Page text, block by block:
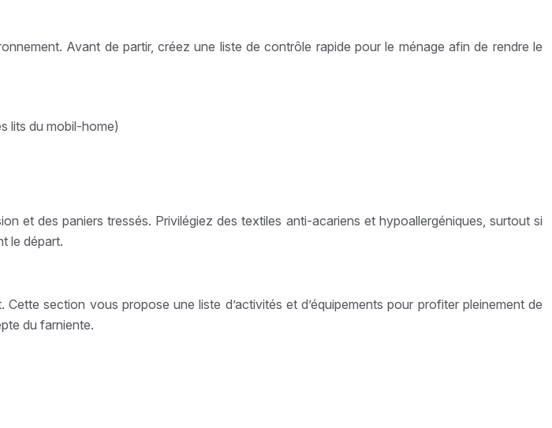
Avant de partir, créez une liste de contrôle rapide pour le ménage afin de rendre le
lits du mobil-home)
et des paniers tressés. Privilégiez des textiles anti-acariens et hypoallergéniques, surtout si
le départ.
section vous propose une liste d’activités et d’équipements pour profiter pleinement de
du farniente.